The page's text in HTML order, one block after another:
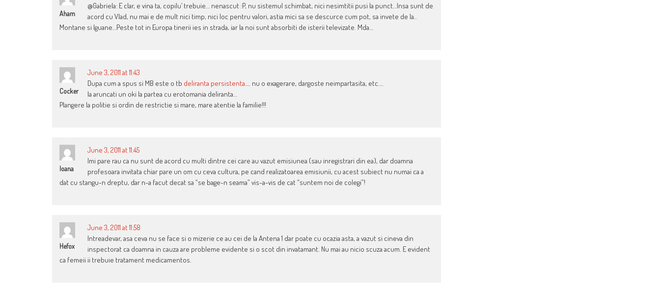
Aham
@Gabriela: E clar, e vina ta, copilu’ trebuie… nenascut :P, nu sistemul schimbat, nici nesimtitii pusi la punct…Insa sunt de
acord cu Vlad, nu mai e de mult nici timp, nici loc pentru valori, astia mici sa se descurce cum pot, sa invete de la..
Montane si Iguane…Peste tot in Europa tinerii ies in strada, iar la noi sunt absorbiti de isterii televizate. Mda…
Cocker
June 3, 2011 at 11:43
Dupa cum a spus si MB este o tb deliranta persistenta …. nu o exagerare, dargoste neimpartasita, etc….
Ia aruncati un oki la partea cu erotomania deliranta…
Plangere la politie si ordin de restrictie si mare, mare atentie la familie!!!
Ioana
June 3, 2011 at 11:45
Imi pare rau ca nu sunt de acord cu multi dintre cei care au vazut emisiunea (sau inregistrari din ea), dar doamna
profesoara invitata chiar pare un om cu ceva cultura, pe cand realizatoarea emisiunii, cu acest subiect nu numai ca a
dat cu stangu-n dreptu, dar n-a facut decat sa “se bage-n seama” vis-a-vis de cat “suntem noi de colegi”!
Hefox
June 3, 2011 at 11:58
Intreadevar, asa ceva nu se face si o mizerie ce au cei de la Antena 1 dar poate cu ocazia asta, a vazut si cineva din
inspectorat ca doamna in cauza are probleme evidente si o scot din invatamant. Nu mai au nicio scuza acum. E evident
ca femeii ii trebuie tratament medicamentos.